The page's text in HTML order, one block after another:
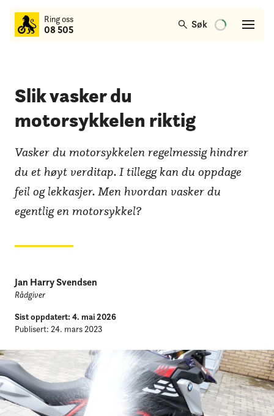
Ring oss
08 505 Søk
hovedinnhold
Slik vasker du
motorsykkelen riktig
Vasker du motorsykkelen regelmessig hindrer
du et høyt verditap. I tillegg kan du oppdage
feil og lekkasjer. Men hvordan vasker du
egentlig en motorsykkel?
Jan Harry Svendsen
Rådgiver
Sist oppdatert: 4. mai 2026
Publisert: 24. mars 2023